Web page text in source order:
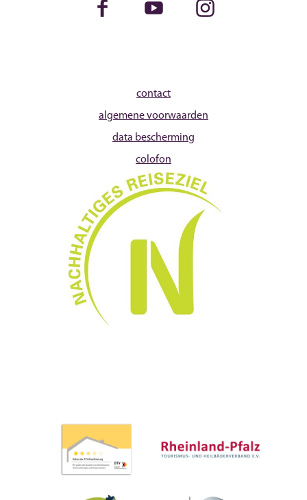
Facebook Youtube Instagram
contact
algemene voorwaarden
data bescherming
colofon